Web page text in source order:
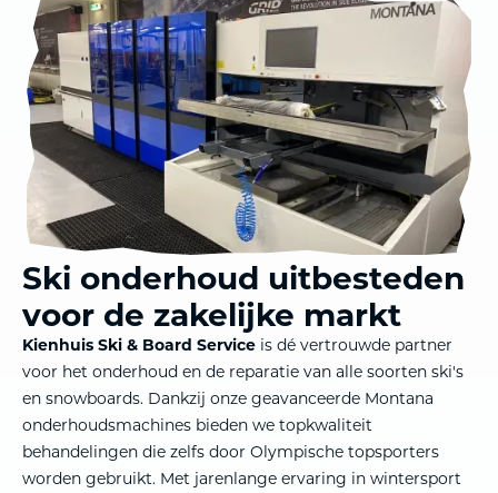
Ski onderhoud uitbesteden
voor de zakelijke markt
Kienhuis Ski & Board Service is dé vertrouwde partner
voor het onderhoud en de reparatie van alle soorten ski's
en snowboards. Dankzij onze geavanceerde Montana
onderhoudsmachines bieden we topkwaliteit
behandelingen die zelfs door Olympische topsporters
worden gebruikt. Met jarenlange ervaring in wintersport